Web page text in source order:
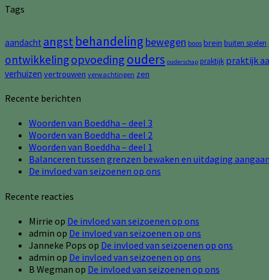
Tags
aandacht angst behandeling bewegen boos brein buiten spelen
ontwikkelingopvoeding ouders ouderschap praktijk praktijk
verhuizen vertrouwen verwachtingen zen
Recente berichten
Woorden van Boeddha – deel 3
Woorden van Boeddha – deel 2
Woorden van Boeddha – deel 1
Balanceren tussen grenzen bewaken en uitdaging aangaan
De invloed van seizoenen op ons
Recente reacties
Mirrie op De invloed van seizoenen op ons
admin op De invloed van seizoenen op ons
Janneke Pops op De invloed van seizoenen op ons
admin op De invloed van seizoenen op ons
B Wegman op De invloed van seizoenen op ons